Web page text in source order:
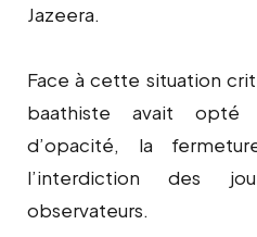
Jazeera.
Face à cette situation
baathiste avait
d’opacité, la
l’interdiction des
observateurs.